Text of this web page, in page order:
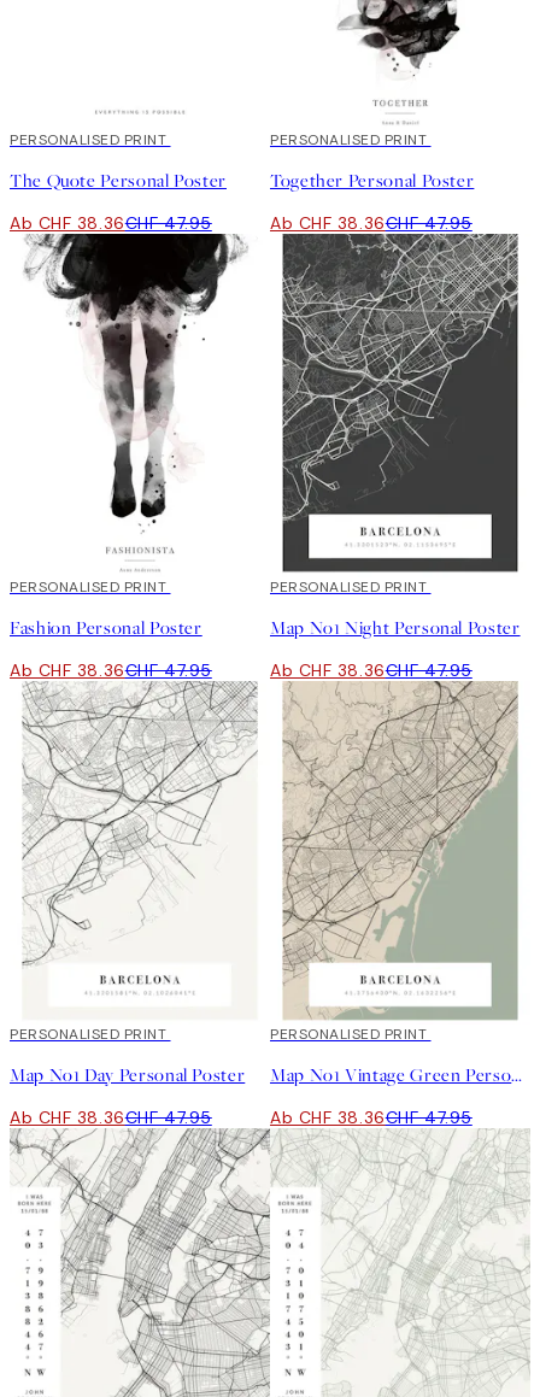
20%*
PERSONALISED PRINT
The Quote Personal Poster
Ab CHF 38.36CHF 47.95
20%*
PERSONALISED PRINT
Together Personal Poster
Ab CHF 38.36CHF 47.95
20%*
PERSONALISED PRINT
Fashion Personal Poster
Ab CHF 38.36CHF 47.95
20%*
PERSONALISED PRINT
Map No1 Night Personal Poster
Ab CHF 38.36CHF 47.95
20%*
PERSONALISED PRINT
Map No1 Day Personal Poster
Ab CHF 38.36CHF 47.95
20%*
PERSONALISED PRINT
Map No1 Vintage Green Personal Poster
Ab CHF 38.36CHF 47.95